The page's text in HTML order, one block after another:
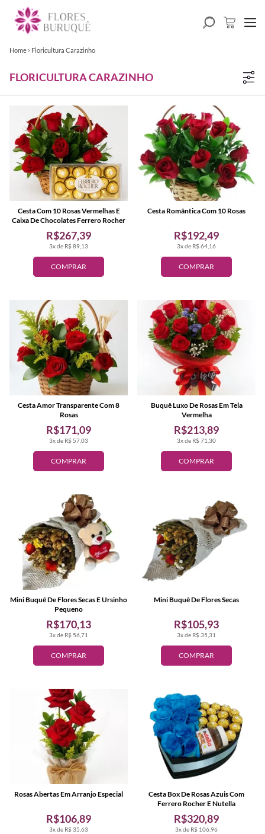
Home Floricultura Carazinho
FLORICULTURA CARAZINHO
COMPRAR
3x de R$ 89,13
R$267,39
Cesta Com 10 Rosas Vermelhas E
Caixa De Chocolates Ferrero Rocher
COMPRAR
3x de R$ 64,16
R$192,49
Cesta Romântica Com 10 Rosas
COMPRAR
3x de R$ 57,03
R$171,09
Cesta Amor Transparente Com 8
Rosas
COMPRAR
3x de R$ 71,30
R$213,89
Buquê Luxo De Rosas Em Tela
Vermelha
COMPRAR
3x de R$ 56,71
R$170,13
Mini Buquê De Flores Secas E Ursinho
Pequeno
COMPRAR
3x de R$ 35,31
R$105,93
Mini Buquê De Flores Secas
3x de R$ 35,63
R$106,89
Rosas Abertas Em Arranjo Especial
3x de R$ 106,96
R$320,89
Cesta Box De Rosas Azuis Com
Ferrero Rocher E Nutella